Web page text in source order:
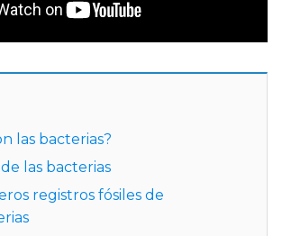
las bacterias?
las bacterias
registros fósiles de